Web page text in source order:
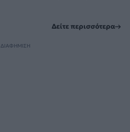
Δείτε περισσότερα
ΔΙΑΦΗΜΙΣΗ